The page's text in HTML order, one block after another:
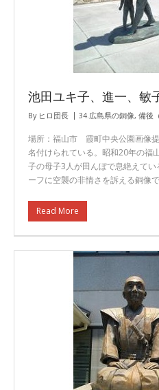
池田ユキ子、進一、敏
By ヒロ団長 34.広島県の銅像, 備後
場所：福山市 霞町中央公園画像
名付けられている。昭和20年の福
子の母子3人が田んぼで息絶えて
ーフに空襲の非情さを訴える銅像
Read More